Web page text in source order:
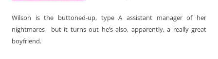
Wilson is the buttoned-up, type A assistant manager of her
nightmares—but it turns out he’s also, apparently, a really great
boyfriend.